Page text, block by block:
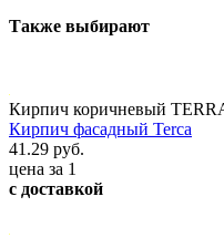
Также выбирают
Кирпич коричневый
Кирпич фасадный Terca
41.29 руб.
цена за 1
с доставкой